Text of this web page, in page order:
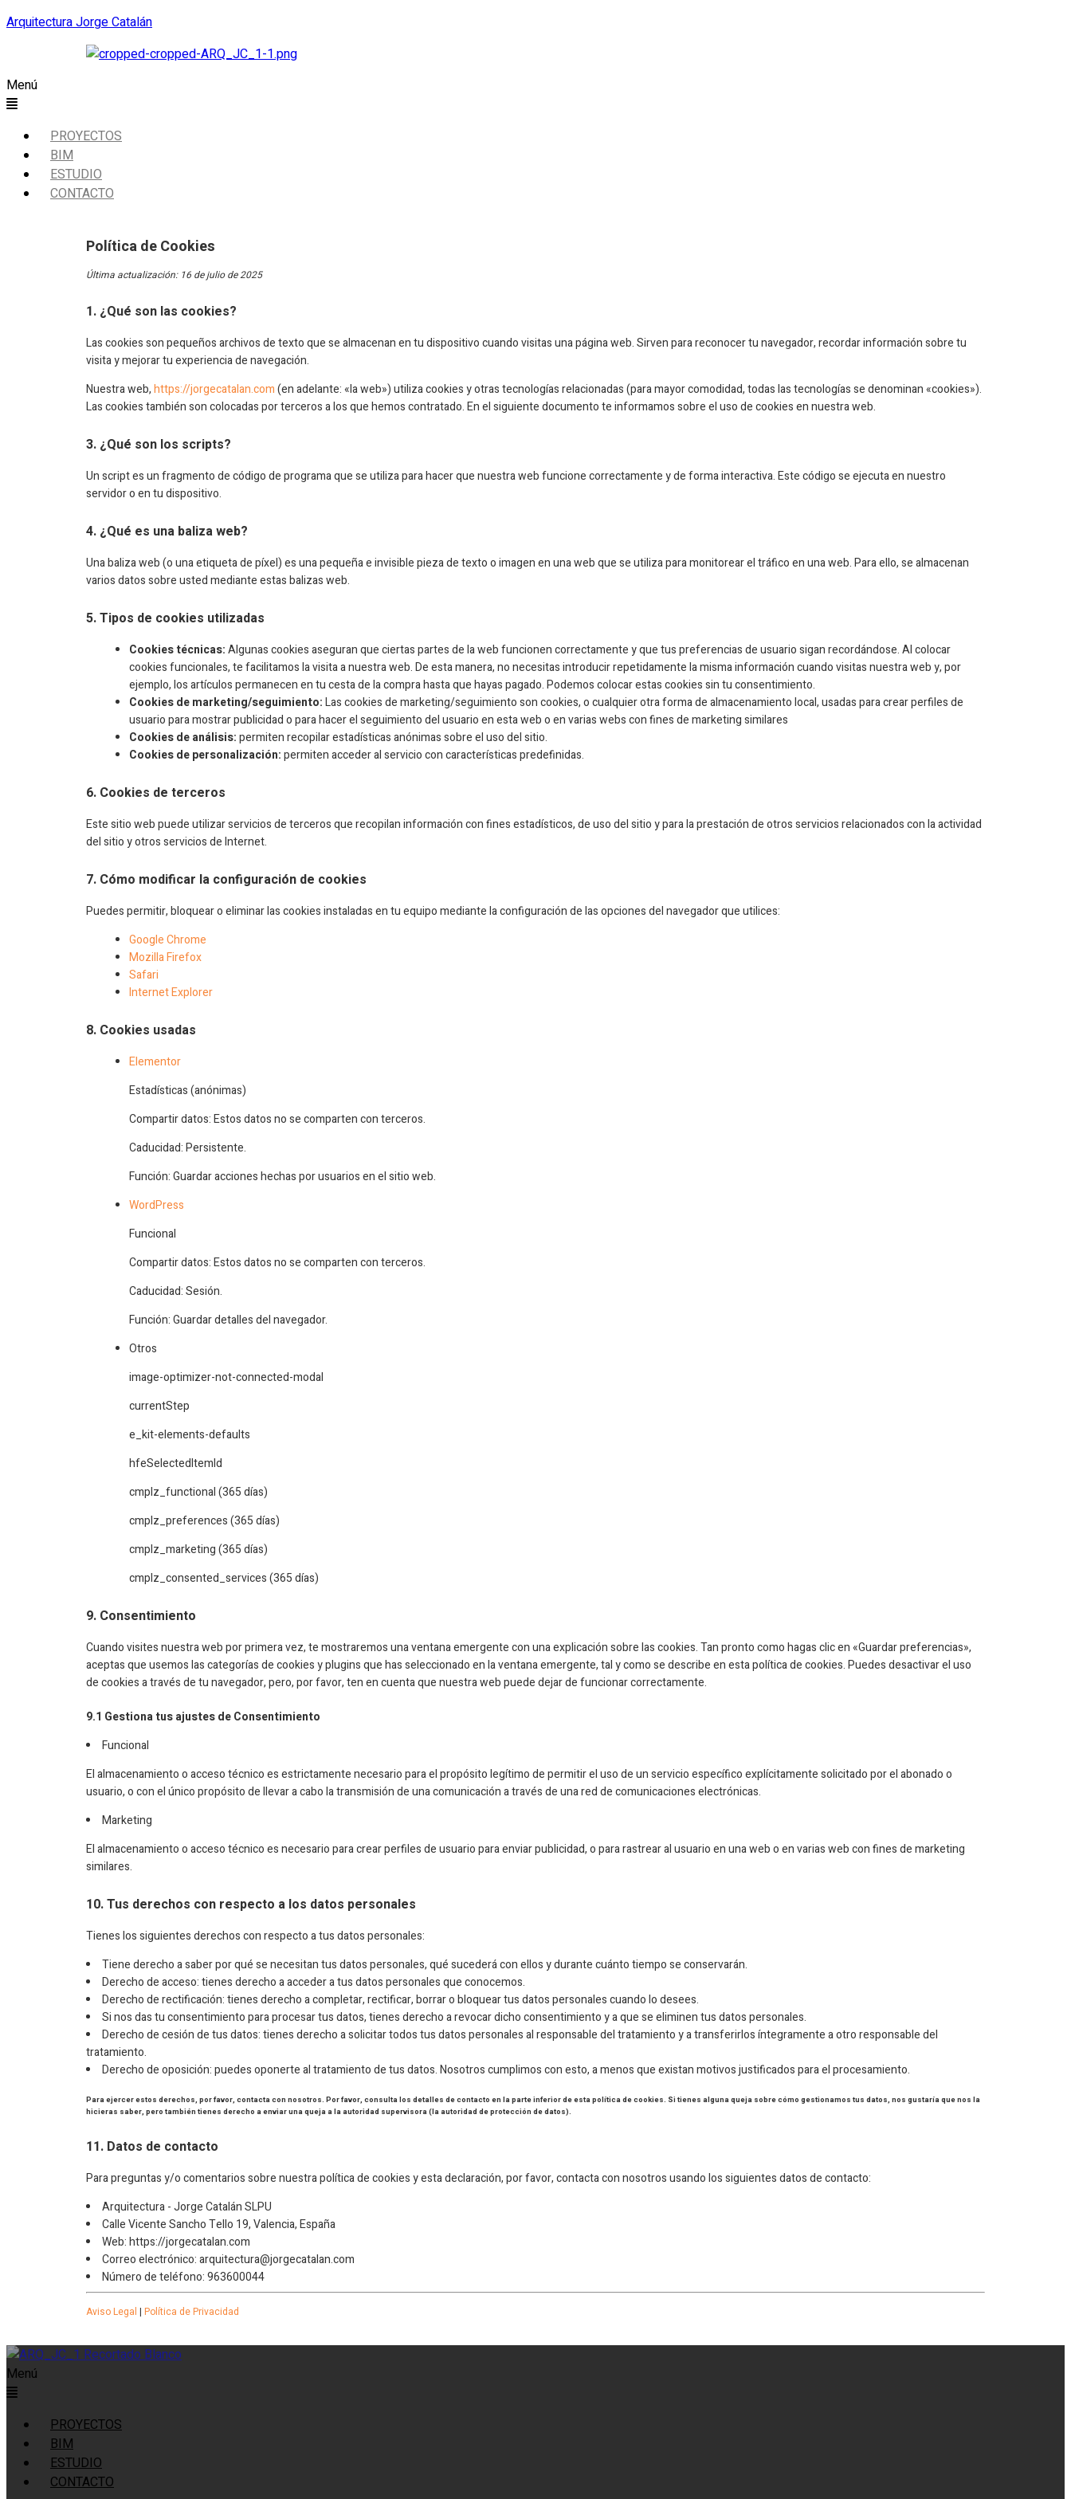
Arquitectura Jorge Catalán
Menú
PROYECTOS
BIM
ESTUDIO
CONTACTO
Política de Cookies
Última actualización: 16 de julio de 2025
1. ¿Qué son las cookies?
Las cookies son pequeños archivos de texto que se almacenan en tu dispositivo cuando visitas una página web. Sirven para reconocer tu navegador, recordar información sobre tu
visita y mejorar tu experiencia de navegación.
Nuestra web,https://jorgecatalan.com(en adelante: «la web») utiliza cookies y otras tecnologías relacionadas (para mayor comodidad, todas las tecnologías se denominan «cookies»).
Las cookies también son colocadas por terceros a los que hemos contratado. En el siguiente documento te informamos sobre el uso de cookies en nuestra web.
3. ¿Qué son los scripts?
Un script es un fragmento de código de programa que se utiliza para hacer que nuestra web funcione correctamente y de forma interactiva. Este código se ejecuta en nuestro
servidor o en tu dispositivo.
4. ¿Qué es una baliza web?
Una baliza web (o una etiqueta de píxel) es una pequeña e invisible pieza de texto o imagen en una web que se utiliza para monitorear el tráfico en una web. Para ello, se almacenan
varios datos sobre usted mediante estas balizas web.
5. Tipos de cookies utilizadas
Cookies técnicas:Algunas cookies aseguran que ciertas partes de la web funcionen correctamente y que tus preferencias de usuario sigan recordándose. Al colocar
cookies funcionales, te facilitamos la visita a nuestra web. De esta manera, no necesitas introducir repetidamente la misma información cuando visitas nuestra web y, por
ejemplo, los artículos permanecen en tu cesta de la compra hasta que hayas pagado. Podemos colocar estas cookies sin tu consentimiento.
Cookies de marketing/seguimiento:Las cookies de marketing/seguimiento son cookies, o cualquier otra forma de almacenamiento local, usadas para crear perfiles de
usuario para mostrar publicidad o para hacer el seguimiento del usuario en esta web o en varias webs con fines de marketing similares
Cookies de análisis:permiten recopilar estadísticas anónimas sobre el uso del sitio.
Cookies de personalización:permiten acceder al servicio con características predefinidas.
6. Cookies de terceros
Este sitio web puede utilizar servicios de terceros que recopilan información con fines estadísticos, de uso del sitio y para la prestación de otros servicios relacionados con la actividad
del sitio y otros servicios de Internet.
7. Cómo modificar la configuración de cookies
Puedes permitir, bloquear o eliminar las cookies instaladas en tu equipo mediante la configuración de las opciones del navegador que utilices:
Google Chrome
Mozilla Firefox
Safari
Internet Explorer
8. Cookies usadas
Elementor
Estadísticas (anónimas)
Compartir datos: Estos datos no se comparten con terceros.
Caducidad: Persistente.
Función: Guardar acciones hechas por usuarios en el sitio web.
WordPress
Funcional
Compartir datos: Estos datos no se comparten con terceros.
Caducidad: Sesión.
Función: Guardar detalles del navegador.
Otros
image-optimizer-not-connected-modal
currentStep
e_kit-elements-defaults
hfeSelectedItemId
cmplz_functional (365 días)
cmplz_preferences (365 días)
cmplz_marketing (365 días)
cmplz_consented_services (365 días)
9. Consentimiento
Cuando visites nuestra web por primera vez, te mostraremos una ventana emergente con una explicación sobre las cookies. Tan pronto como hagas clic en «Guardar preferencias»,
aceptas que usemos las categorías de cookies y plugins que has seleccionado en la ventana emergente, tal y como se describe en esta política de cookies. Puedes desactivar el uso
de cookies a través de tu navegador, pero, por favor, ten en cuenta que nuestra web puede dejar de funcionar correctamente.
9.1 Gestiona tus ajustes de Consentimiento
Funcional
El almacenamiento o acceso técnico es estrictamente necesario para el propósito legítimo de permitir el uso de un servicio específico explícitamente solicitado por el abonado o
usuario, o con el único propósito de llevar a cabo la transmisión de una comunicación a través de una red de comunicaciones electrónicas.
Marketing
El almacenamiento o acceso técnico es necesario para crear perfiles de usuario para enviar publicidad, o para rastrear al usuario en una web o en varias web con fines de marketing
similares.
10. Tus derechos con respecto a los datos personales
Tienes los siguientes derechos con respecto a tus datos personales:
Tiene derecho a saber por qué se necesitan tus datos personales, qué sucederá con ellos y durante cuánto tiempo se conservarán.
Derecho de acceso: tienes derecho a acceder a tus datos personales que conocemos.
Derecho de rectificación: tienes derecho a completar, rectificar, borrar o bloquear tus datos personales cuando lo desees.
Si nos das tu consentimiento para procesar tus datos, tienes derecho a revocar dicho consentimiento y a que se eliminen tus datos personales.
Derecho de cesión de tus datos: tienes derecho a solicitar todos tus datos personales al responsable del tratamiento y a transferirlos íntegramente a otro responsable del
tratamiento.
Derecho de oposición: puedes oponerte al tratamiento de tus datos. Nosotros cumplimos con esto, a menos que existan motivos justificados para el procesamiento.
Para ejercer estos derechos, por favor, contacta con nosotros. Por favor, consulta los detalles de contacto en la parte inferior de esta política de cookies. Si tienes alguna queja sobre cómo gestionamos tus datos, nos gustaría que nos la
hicieras saber, pero también tienes derecho a enviar una queja a la autoridad supervisora (la autoridad de protección de datos).
11. Datos de contacto
Para preguntas y/o comentarios sobre nuestra política de cookies y esta declaración, por favor, contacta con nosotros usando los siguientes datos de contacto:
Arquitectura - Jorge Catalán SLPU
Calle Vicente Sancho Tello 19, Valencia, España
Web: https://jorgecatalan.com
Correo electrónico: arquitectura@jorgecatalan.com
Número de teléfono: 963600044
Aviso Legal | Política de Privacidad
Menú
PROYECTOS
BIM
ESTUDIO
CONTACTO